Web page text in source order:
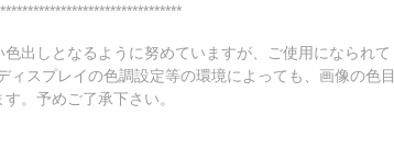
出しとなるように努めていますが、ご使用になられて
ィスプレイの色調設定等の環境によっても、画像の色目
。予めご了承下さい。